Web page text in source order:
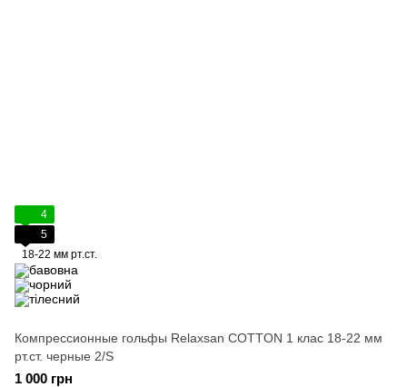
4
5
18-22 мм рт.ст.
Компрессионные гольфы Relaxsan COTTON 1 клас 18-22 мм
рт.ст. черные 2/S
1 000 грн